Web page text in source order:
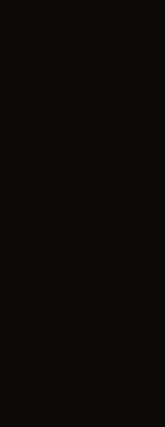
publico en
e
forma eficaz,